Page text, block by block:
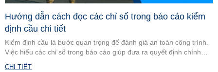
Hướng dẫn cách đọc các chỉ số trong báo cáo kiểm
định cầu chi tiết
Kiểm định cầu là bước quan trọng để đánh giá an toàn công trình.
Việc hiểu các chỉ số trong báo cáo giúp đưa ra quyết định chính
xác. Cùng tìm hiểu cách đọc chi tiết, dễ áp dụng.
CHI TIẾT